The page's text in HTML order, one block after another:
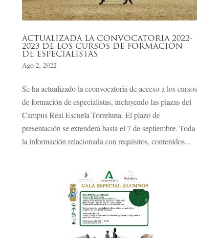
ACTUALIZADA LA CONVOCATORIA 2022-
2023 DE LOS CURSOS DE FORMACIÓN
DE ESPECIALISTAS
Ago 2, 2022
Se ha actualizado la cconvocatoria de acceso a los cursos
de formación de especialistas, incluyendo las plazas del
Campus Real Escuela Torreluna. El plazo de
presentación se extenderá hasta el 7 de septiembre. Toda
la información relacionada con requisitos, contenidos...